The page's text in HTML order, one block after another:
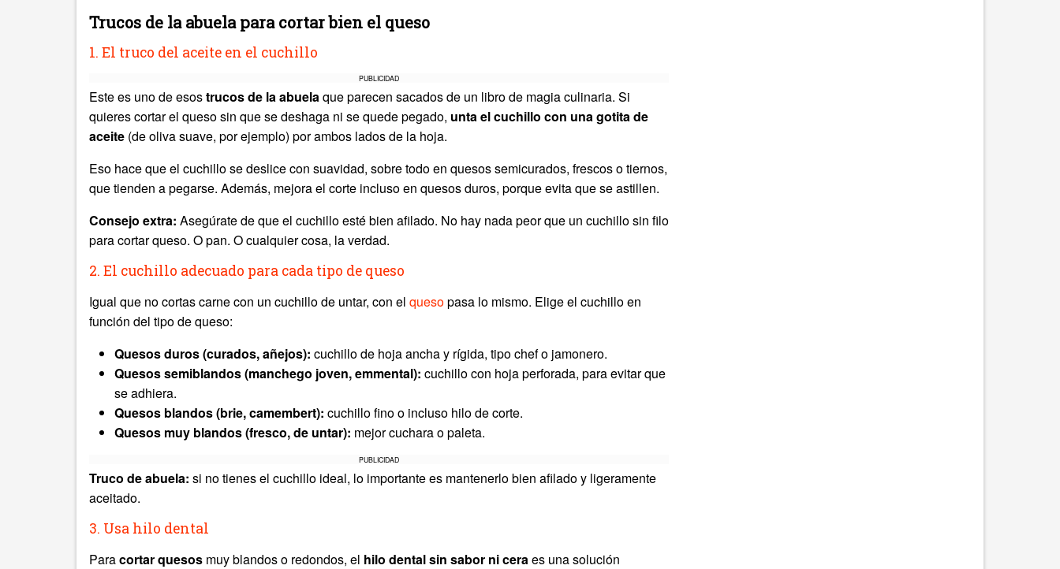
Trucos de la abuela para cortar bien el queso
1. El truco del aceite en el cuchillo
PUBLICIDAD
Este es uno de esostrucos de la abuelaque parecen sacados de un libro de magia culinaria. Si
quieres cortar el queso sin que se deshaga ni se quede pegado, unta el cuchillo con una gotita de
aceite (de oliva suave, por ejemplo) por ambos lados de la hoja.
Eso hace que el cuchillo se deslice con suavidad, sobre todo en quesos semicurados, frescos o tiernos,
que tienden a pegarse. Además, mejora el corte incluso en quesos duros, porque evita que se astillen.
Consejo extra: Asegúrate de que el cuchillo esté bien afilado. No hay nada peor que un cuchillo sin filo
para cortar queso. O pan. O cualquier cosa, la verdad.
2. El cuchillo adecuado para cada tipo de queso
Igual que no cortas carne con un cuchillo de untar, con el quesopasa lo mismo. Elige el cuchillo en
función del tipo de queso:
Quesos duros (curados, añejos): cuchillo de hoja ancha y rígida, tipo chef o jamonero.
Quesos semiblandos (manchego joven, emmental): cuchillo con hoja perforada, para evitar que
se adhiera.
Quesos blandos (brie, camembert): cuchillo fino o incluso hilo de corte.
Quesos muy blandos (fresco, de untar): mejor cuchara o paleta.
PUBLICIDAD
Truco de abuela: si no tienes el cuchillo ideal, lo importante es mantenerlo bien afilado y ligeramente
aceitado.
3. Usa hilo dental
Paracortar quesos muy blandos o redondos, el hilo dental sin sabor ni ceraes una solución